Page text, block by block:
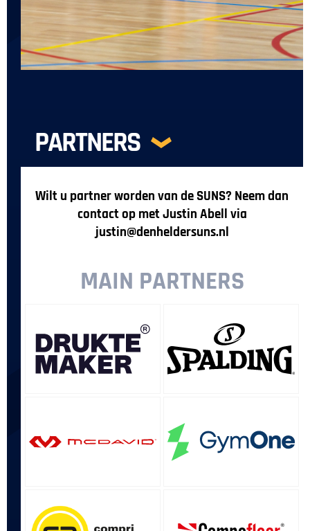
PARTNERS
Wilt u partner worden van de SUNS? Neem dan
contact op met Justin Abell via
justin@denheldersuns.nl
MAIN PARTNERS